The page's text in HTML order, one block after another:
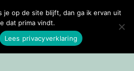
je op de site blijft, dan ga ik ervan uit
dat prima vindt.
Lees privacyverklaring